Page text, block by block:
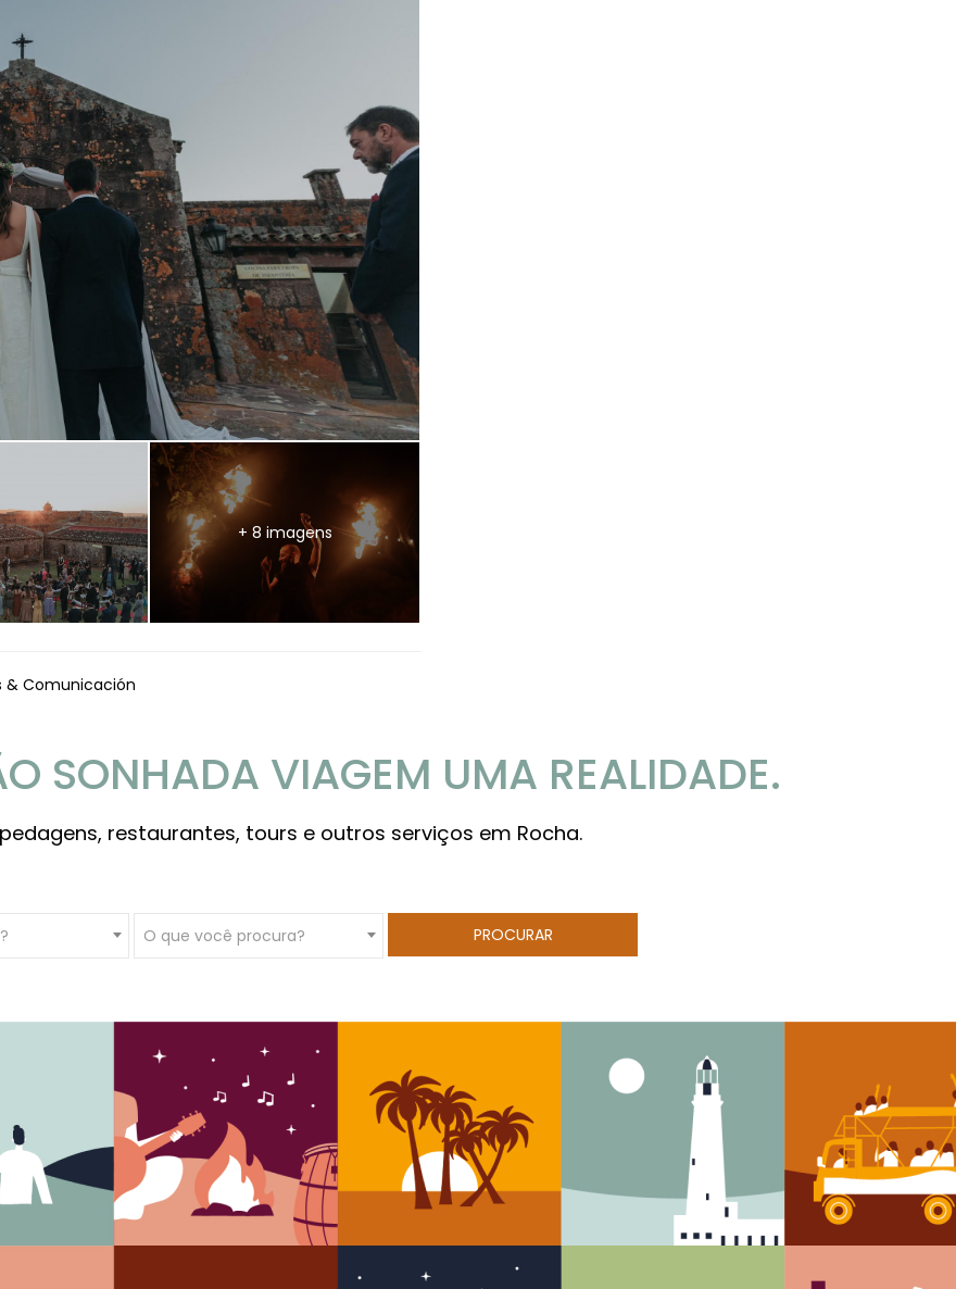
+ 8 imagens
& Comunicación
SONHADA VIAGEM UMA REALIDADE.
restaurantes, tours e outros serviços em Rocha.
O que você procura?